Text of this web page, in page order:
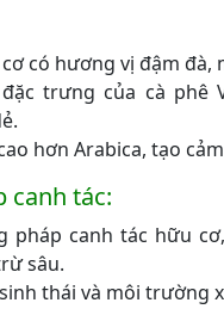
có hương vị đậm
trưng của cà phê
hơn Arabica, tạo
canh tác:
pháp canh tác hữu
sâu.
thái và môi trường